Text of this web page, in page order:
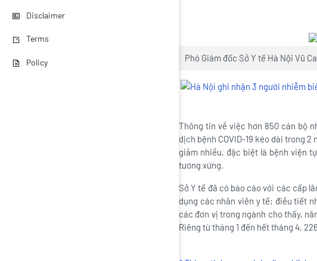
Disclaimer
Terms
Policy Phó Giám đốc Sở Y tế Hà Nội Vũ
Thông tin về việc hơn 850 cán bộ
dịch bệnh COVID-19 kéo dài trong
giảm nhiều, đặc biệt là bệnh viện
tương xứng.
Sở Y tế đã có báo cáo với các cấp
dụng các nhân viên y tế; điều tiết
các đơn vị trong ngành cho thấy,
Riêng từ tháng 1 đến hết tháng 4,